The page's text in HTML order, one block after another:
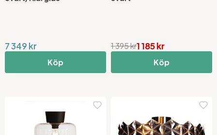
7 349 kr
Köp
1 185 kr
1 395 kr
Köp